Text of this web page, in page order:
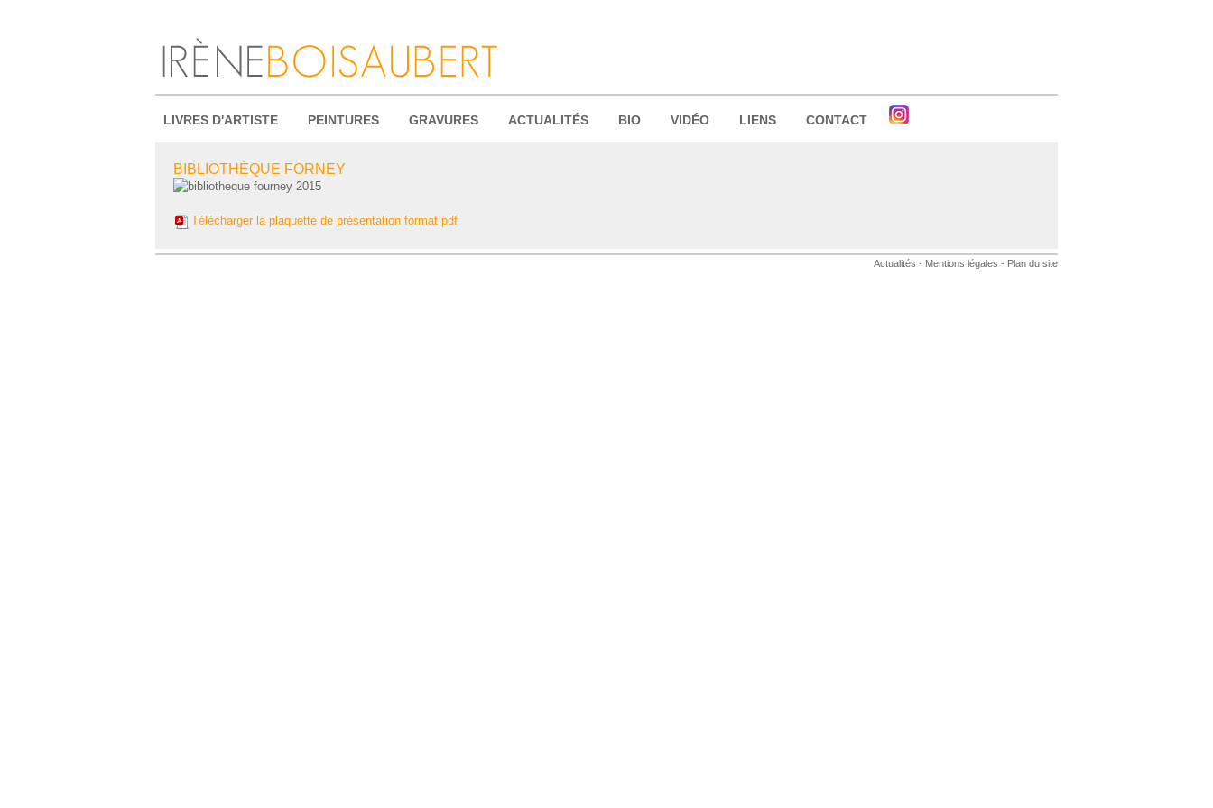
LIVRES D'ARTISTE PEINTURES GRAVURES ACTUALITÉS BIO VIDÉO LIENS CONTACT
BIBLIOTHÈQUE FORNEY
Télécharger la plaquette de présentation format pdf
Actualités - Mentions légales - Plan du site